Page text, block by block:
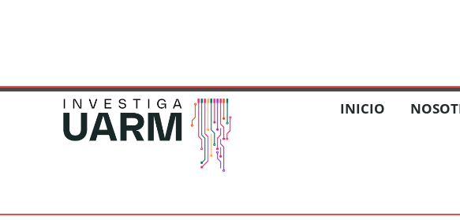
INICIO